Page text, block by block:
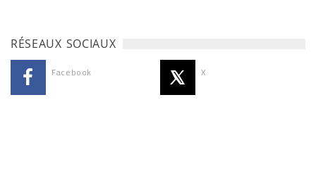
RÉSEAUX SOCIAUX
Facebook X